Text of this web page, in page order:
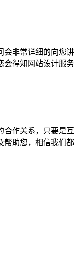
会非常详细的向您讲
会得知网站设计服务
合作关系，只要是互
帮助您，相信我们都